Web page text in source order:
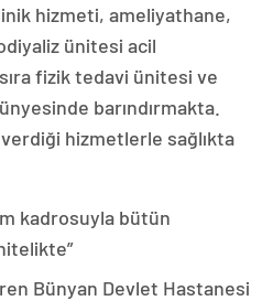
hizmeti, ameliyathane,
ünitesi acil
fizik tedavi ünitesi ve
barındırmakta.
hizmetlerle sağlıkta
kadrosuyla bütün
Bünyan Devlet Hastanesi